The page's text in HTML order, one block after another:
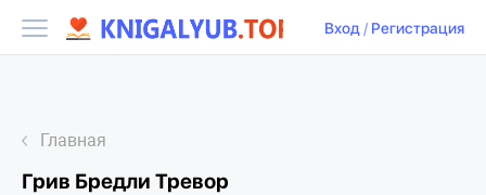
Вход/ Регистрация
Главная
Грив Бредли Тревор